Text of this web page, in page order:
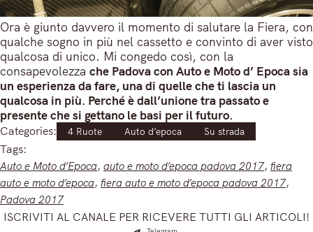
Ora è giunto davvero il momento di salutare la Fiera, con
qualche sogno in più nel cassetto e convinto di aver visto
qualcosa di unico. Mi congedo così, con la
consapevolezza che Padova con Auto e Moto d’ Epoca sia
un esperienza da fare, una di quelle che ti lascia un
qualcosa in più. Perché è dall’unione tra passato e
presente che si gettano le basi per il futuro.
Categories: 4 Ruote Auto d’epoca Su strada
Tags:
Auto e Moto d’Epoca, auto e moto d’epoca padova 2017, fiera
auto e moto d’epoca, fiera auto e moto d’epoca padova 2017
Padova 2017
ISCRIVITI AL CANALE PER RICEVERE TUTTI GLI ARTICOLI!